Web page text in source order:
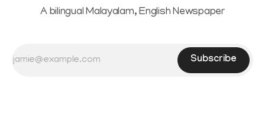
A bilingual Malayalam, English Newspaper
Subscribe